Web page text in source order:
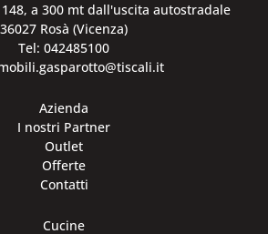
148, a 300 mt dall'uscita autostradale
36027 Rosà (Vicenza)
Tel: 042485100
Azienda
I nostri Partner
Outlet
Offerte
Contatti
Cucine